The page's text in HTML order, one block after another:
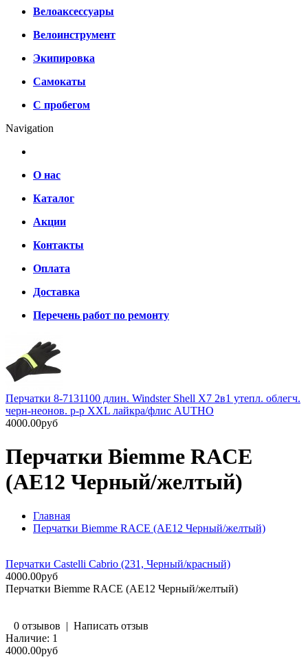
Велоаксессуары
Велоинструмент
Экипировка
Самокаты
С пробегом
Navigation
О нас
Каталог
Акции
Контакты
Оплата
Доставка
Перечень работ по ремонту
Перчатки 8-7131100 длин. Windster Shell X7 2в1 утепл. облегч.
черн-неонов. р-р XXL лайкра/флис AUTHO
4000.00руб
Перчатки Biemme RACE
(AE12 Черный/желтый)
Главная
Перчатки Biemme RACE (AE12 Черный/желтый)
Перчатки Castelli Cabrio (231, Черный/красный)
4000.00руб
Перчатки Biemme RACE (AE12 Черный/желтый)
0 отзывов | Написать отзыв
Наличие: 1
4000.00руб